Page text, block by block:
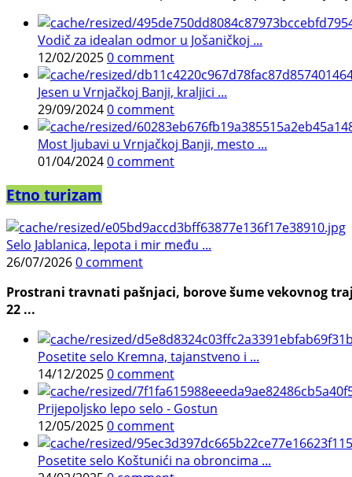
Vodič za idealan odmor u Jošaničkoj ...
12/02/20250 comment
Jesen u Vrnjačkoj Banji, kraljici ...
29/09/20240 comment
Most ljubavi u Vrnjačkoj Banji, mesto ...
01/04/20240 comment
Etno turizam
Selo Jablanica, lepota i mir među ...
26/07/20260 comment
Prostrani travnati pašnjaci, borove šume vekovnog
22 ...
Posetite selo Kremna, tajanstveno i ...
14/12/20250 comment
Prijepoljsko lepo selo - Gostun
12/05/20250 comment
Posetite selo Koštunići na obroncima ...